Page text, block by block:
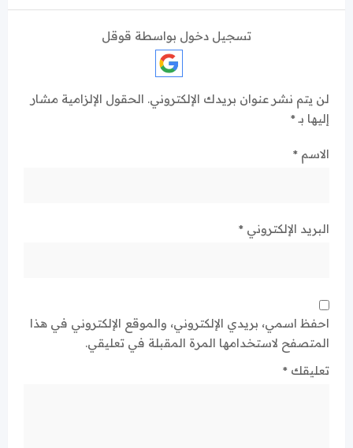
تسجيل دخول بواسطة قوقل
لن يتم نشر عنوان بريدك الإلكتروني. الحقول الإلزامية مشار
إليها بـ*
الاسم *
البريد الإلكتروني *
احفظ اسمي، بريدي الإلكتروني، والموقع الإلكتروني في هذا
المتصفح لاستخدامها المرة المقبلة في تعليقي.
تعليقك *